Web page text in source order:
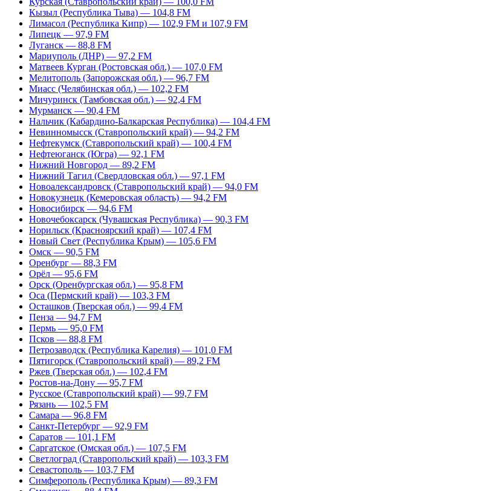
Кызыл (Республика Тыва) — 104,8 FM
Лимасол (Республика Кипр) — 102,9 FM и 107,9 FM
Липецк — 97,9 FM
Луганск — 88,8 FM
Мариуполь (ДНР) — 97,2 FM
Матвеев Курган (Ростовская обл.) — 107,0 FM
Мелитополь (Запорожская обл.) — 96,7 FM
Миасс (Челябинская обл.) — 102,2 FM
Мичуринск (Тамбовская обл.) — 92,4 FM
Мурманск — 90,4 FM
Нальчик (Кабардино-Балкарская Республика) — 104,4 FM
Невинномысск (Ставропольский край) — 94,2 FM
Нефтекумск (Ставропольский край) — 100,4 FM
Нефтеюганск (Югра) — 92,1 FM
Нижний Новгород — 89,2 FM
Нижний Тагил (Свердловская обл.) — 97,1 FM
Новоалександровск (Ставропольский край) — 94,0 FM
Новокузнецк (Кемеровская область) — 94,2 FM
Новосибирск — 94,6 FM
Новочебоксарск (Чувашская Республика) — 90,3 FM
Норильск (Красноярский край) — 107,4 FM
Новый Свет (Республика Крым) — 105,6 FM
Омск — 90,5 FM
Оренбург — 88,3 FM
Орёл — 95,6 FM
Орск (Оренбургская обл.) — 95,8 FM
Оса (Пермский край) — 103,3 FM
Осташков (Тверская обл.) — 99,4 FM
Пенза — 94,7 FM
Пермь — 95,0 FM
Псков — 88,8 FM
Петрозаводск (Республика Карелия) — 101,0 FM
Пятигорск (Ставропольский край) — 89,2 FM
Ржев (Тверская обл.) — 102,4 FM
Ростов-на-Дону — 95,7 FM
Русское (Ставропольский край) — 99,7 FM
Рязань — 102,5 FM
Самара — 96,8 FM
Санкт-Петербург — 92,9 FM
Саратов — 101,1 FM
Саргатское (Омская обл.) — 107,5 FM
Светлоград (Ставропольский край) — 103,3 FM
Севастополь — 103,7 FM
Симферополь (Республика Крым) — 89,3 FM